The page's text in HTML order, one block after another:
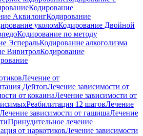
Кодирование
АквилонгКодирование
уколомКодирование Двойной
Кодирование по методу
ЭсперальКодирование алкоголизма
ВивитролКодирование
Лечение от
ДейтопЛечение зависимости от
от кокаинаЛечение зависимости от
Реабилитация 12 шаговЛечение
Лечение зависимости от гашишаЛечение
Принудительное лечение
от наркотиковЛечение зависимости